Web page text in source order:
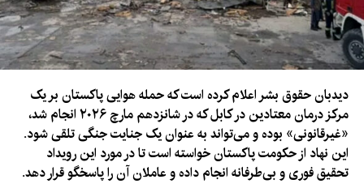
دیدبان حقوق بشر اعلام کرده است که حمله هوایی پاکستان بر یک
مرکز درمان معتادین در کابل که در شانزدهم مارچ ۲۰۲۶ انجام شد،
«غیرقانونی» بوده و می‌تواند به عنوان یک جنایت جنگی تلقی شود.
این نهاد از حکومت پاکستان خواسته است تا در مورد این رویداد
تحقیق فوری و بی‌طرفانه انجام داده و عاملان آن را پاسخگو قرار دهد.